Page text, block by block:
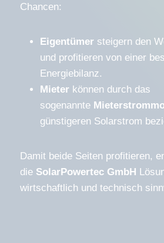
Chancen:
Eigentümer steigern den
und profitieren von einer
Energiebilanz.
Mieter können durch das
sogenannte
günstigeren Solarstrom
Damit beide Seiten profitieren,
die SolarPowertec GmbH
wirtschaftlich und technisch